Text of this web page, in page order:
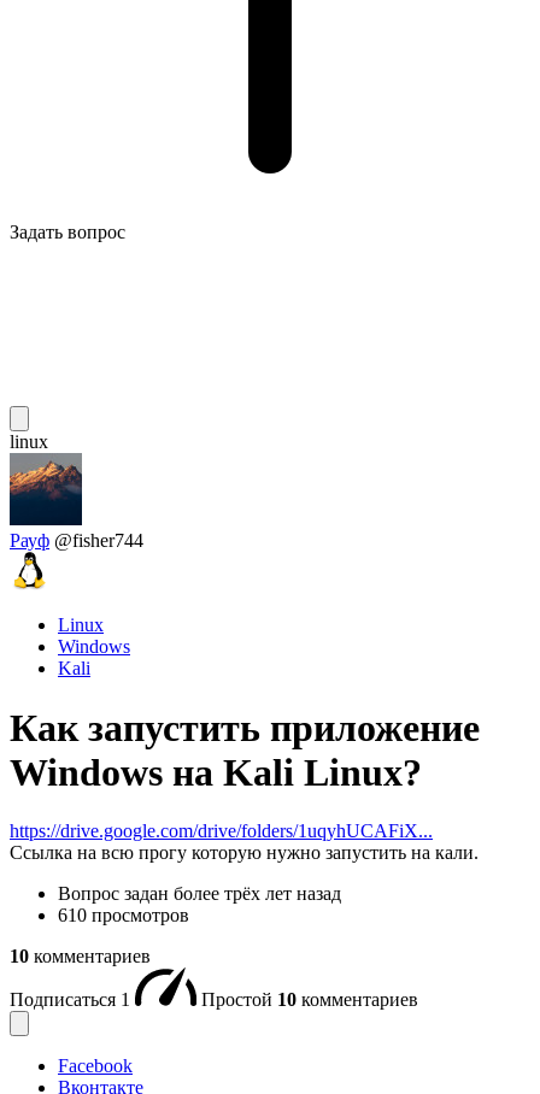
Задать вопрос
linux
Рауф @fisher744
Linux
Windows
Kali
Как запустить приложение
Windows на Kali Linux?
https://drive.google.com/drive/folders/1uqyhUCAFiX...
Ccылка на всю прогу которую нужно запустить на кали.
Вопрос задан более трёх лет назад
610 просмотров
10 комментариев
Подписаться 1 Простой 10 комментариев
Facebook
Вконтакте